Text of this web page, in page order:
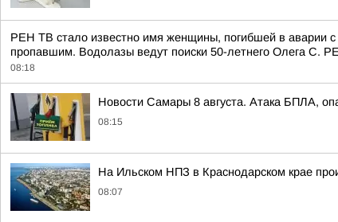
РЕН ТВ стало известно имя женщины, погибшей в аварии
пропавшим. Водолазы ведут поиски 50-летнего Олега С.
08:18
Новости Самары 8 августа. Атака БПЛА,
08:15
На Ильском НПЗ в Краснодарском крае
08:07